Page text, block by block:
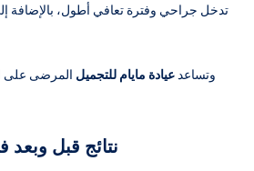
تدخل جراحي وفترة تعافي أطول، بالإضافة
وتساعدعيادة مايام للتجميل المرضى على
نتائج قبل